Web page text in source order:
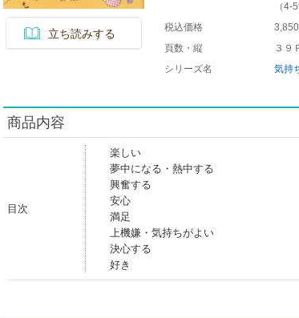
立ち読みする
（4-
税込価格
頁数・縦
３９
シリーズ名
気持
商品内容
目次
楽しい
夢中になる・熱中する
興奮する
安心
満足
上機嫌・気持ちがよい
決心する
好き